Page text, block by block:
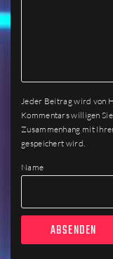
Jeder Beitrag wird von
Kommentars willigen
Zusammenhang mit
gespeichert wird.
Name